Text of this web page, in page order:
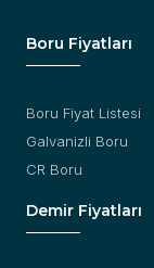
Boru Fiyatları
Boru Fiyat Listesi
Galvanizli Boru
CR Boru
Demir Fiyatları